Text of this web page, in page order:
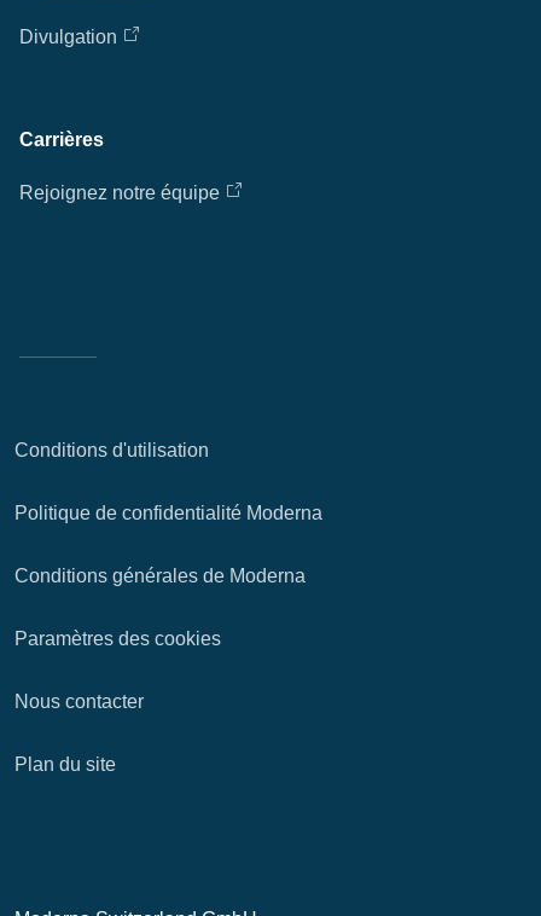
Divulgation
Carrières
Rejoignez notre équipe
Conditions d'utilisation
Politique de confidentialité Moderna
Conditions générales de Moderna
Paramètres des cookies
Nous contacter
Plan du site